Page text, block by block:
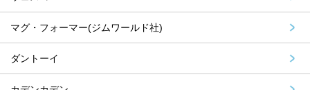
マグ・フォーマー(ジムワールド社)
ダントーイ